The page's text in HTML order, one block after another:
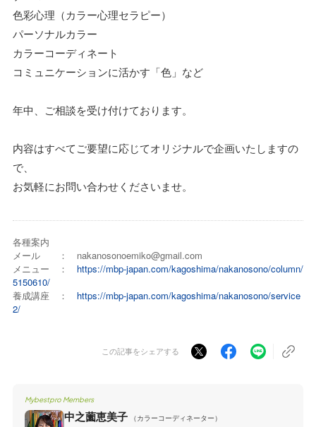
色彩心理（カラー心理セラピー）
パーソナルカラー
カラーコーディネート
コミュニケーションに活かす「色」など
年中、ご相談を受け付けております。
内容はすべてご要望に応じてオリジナルで企画いたしますの
で、
お気軽にお問い合わせくださいませ。
各種案内
メール ： nakanosonoemiko@gmail.com
メニュー ： https://mbp-japan.com/kagoshima/nakanosono/column/
5150610/
養成講座 ： https://mbp-japan.com/kagoshima/nakanosono/service
2/
この記事をシェアする
Mybestpro Members
中之薗恵美子
（カラーコーディネーター）